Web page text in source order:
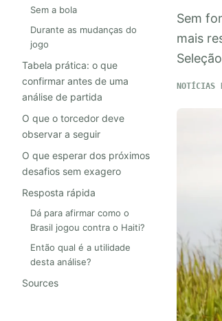
Sem a bola
Durante as mudanças do
jogo
Tabela prática: o que
confirmar antes de uma
análise de partida
O que o torcedor deve
observar a seguir
O que esperar dos próximos
desafios sem exagero
Resposta rápida
Dá para afirmar como o
Brasil jogou contra o Haiti?
Então qual é a utilidade
desta análise?
Sources
Sem
mais
NOTÍCIAS